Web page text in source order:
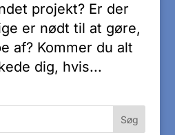
projekt? Er der
er nødt til at gøre,
af? Kommer du alt
dig, hvis...